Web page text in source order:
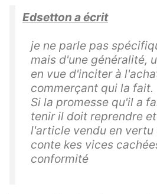
Edsetton a écrit
je ne parle pas
mais d'une généralité,
en vue d'inciter à
commerçant qui la fait.
Si la promesse qu'il a
tenir il doit reprendre
l'article vendu en vertu
conte kes vices
conformité